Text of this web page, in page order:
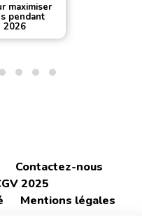
maximiser
pendant
2026
Contactez-nous
2025
Mentions légales